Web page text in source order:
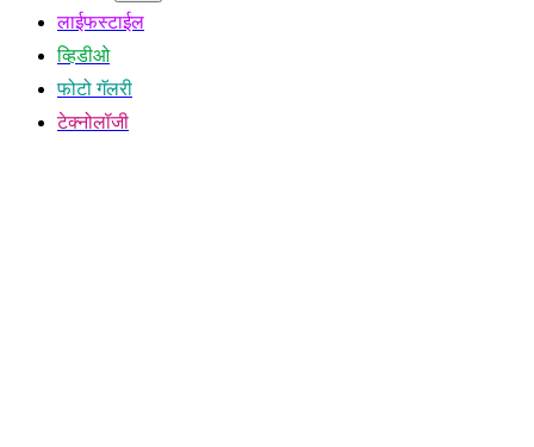
लाईफस्टाईल
व्हिडीओ
फोटो गॅलरी
टेक्नोलॉजी